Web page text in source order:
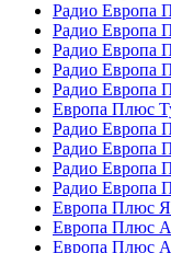
Радио Европа
Радио Европа
Радио Европа
Радио Европа
Радио Европа
Европа Плюс
Радио Европа
Радио Европа
Радио Европа
Радио Европа
Европа Плюс
Европа Плюс
Европа Плюс